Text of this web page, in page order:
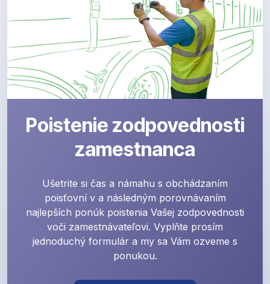
Poistenie zodpovednosti
zamestnanca
Ušetrite si čas a námahu s obchádzaním
poisťovní v a následným porovnávaním
najlepších ponúk poistenia Vašej zodpovednosti
voči zamestnávateľovi. Vyplňte prosím
jednoduchý formulár a my sa Vám ozveme s
ponukou.